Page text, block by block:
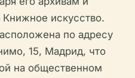
Книжное искусство.
по адресу
15, Мадрид, что
на общественном